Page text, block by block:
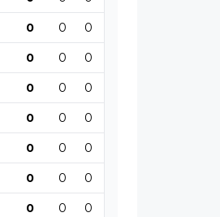
0 0 0
0 0 0
0 0 0
0 0 0
0 0 0
0 0 0
0 0 0